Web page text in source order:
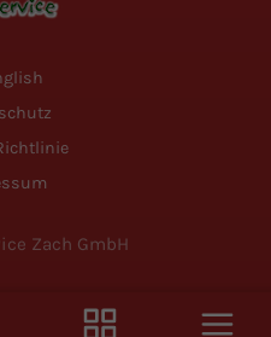
Zach GmbH